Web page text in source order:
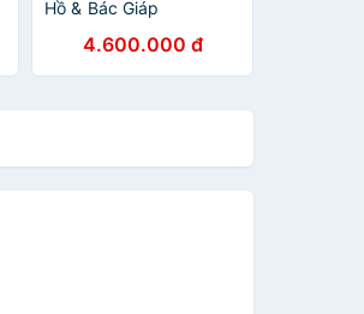
Hồ & Bác Giáp
4.600.000 đ